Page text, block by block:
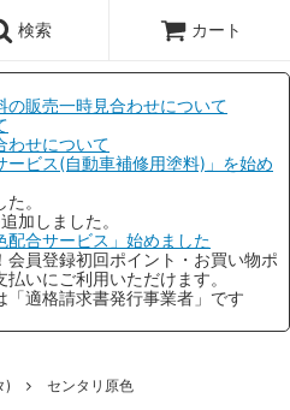
検索 カート
の販売一時見合わせについて
わせについて
ービス(自動車補修用塗料)」を始め
。
加しました。
配合サービス」始めました
会員登録初回ポイント・お買い物ポ
いにご利用いただけます。
「適格請求書発行事業者」です
) センタリ原色